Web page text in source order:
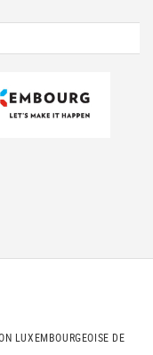
LUXEMBOURGEOISE DE